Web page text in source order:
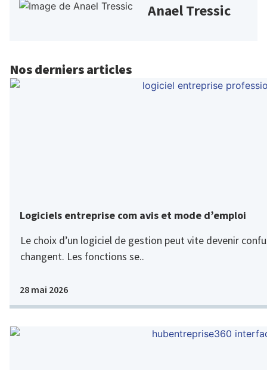
Anael Tressic
Nos derniers articles
Logiciels entreprise com avis et mode d’emploi
Le choix d’un logiciel de gestion peut vite devenir
changent. Les fonctions se..
28 mai 2026